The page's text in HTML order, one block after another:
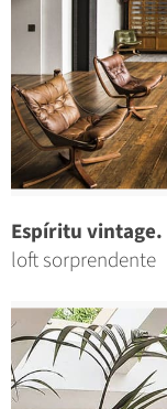
Espíritu vintage.
loft sorprendente